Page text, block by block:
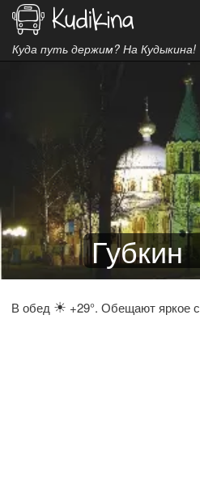
Куда путь держим? На Кудыкина!
Губкин
В обед ☀ +29°. Обещают яркое